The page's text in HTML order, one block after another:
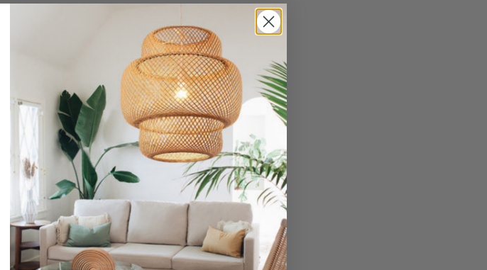
LAMPADA DA TERRA
PINCARA ORO
LAMPADARI Lampade da terra
232.00 € 135.00
consegna gratuita, stimata da Ago 12, 2026
- Ago 21, 2026, negli Stati Uniti, Italia, Francia,
Spagna, Portogallo, Germania, Belgio, Malta e
Regno Unito
Aggiungi al carrello